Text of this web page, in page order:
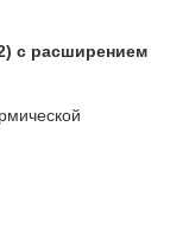
с расширением